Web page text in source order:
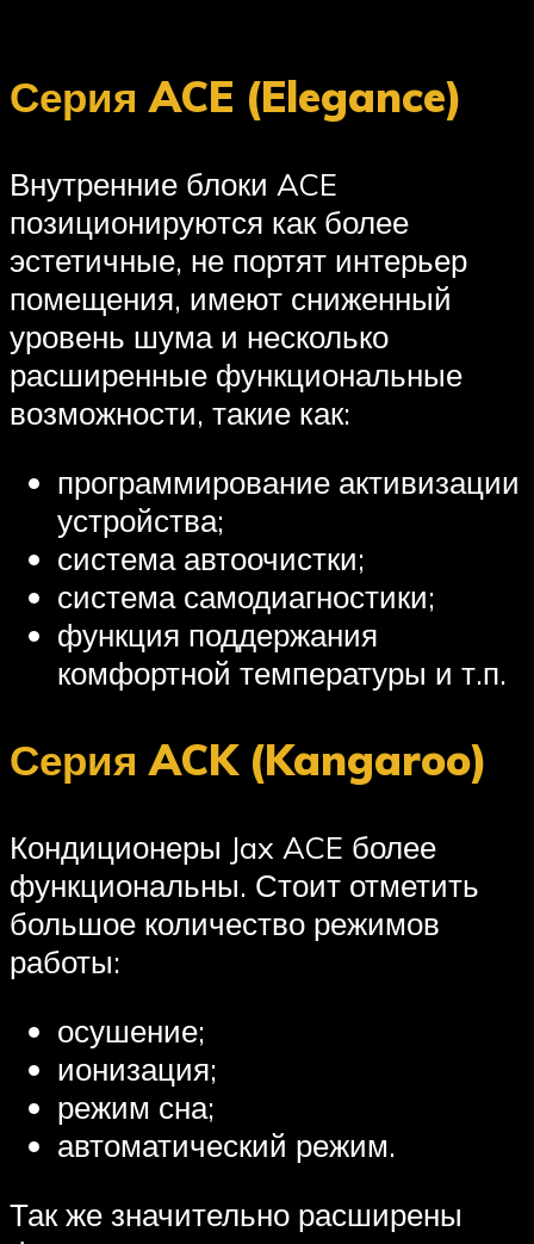
Серия ACE (Elegance)
Внутренние блоки ACE
позиционируются как более
эстетичные, не портят интерьер
помещения, имеют сниженный
уровень шума и несколько
расширенные функциональные
возможности, такие как:
программирование активизации
устройства;
система автоочистки;
система самодиагностики;
функция поддержания
комфортной температуры и т.п.
Серия ACK (Kangaroo)
Кондиционеры Jax ACE более
функциональны. Стоит отметить
большое количество режимов
работы:
осушение;
ионизация;
режим сна;
автоматический режим.
Так же значительно расширены